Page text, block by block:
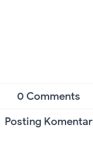
0 Comments
Posting Komentar